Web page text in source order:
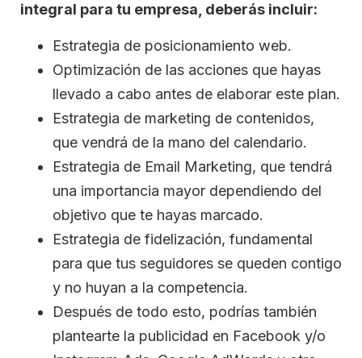
integral para tu empresa, deberás incluir:
Estrategia de posicionamiento web.
Optimización de las acciones que hayas
llevado a cabo antes de elaborar este plan.
Estrategia de marketing de contenidos,
que vendrá de la mano del calendario.
Estrategia de Email Marketing, que tendrá
una importancia mayor dependiendo del
objetivo que te hayas marcado.
Estrategia de fidelización, fundamental
para que tus seguidores se queden contigo
y no huyan a la competencia.
Después de todo esto, podrías también
plantearte la publicidad en Facebook y/o